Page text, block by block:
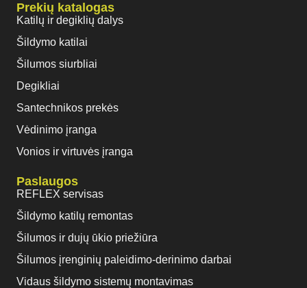
Prekių katalogas
Katilų ir degiklių dalys
Šildymo katilai
Šilumos siurbliai
Degikliai
Santechnikos prekės
Vėdinimo įranga
Vonios ir virtuvės įranga
Paslaugos
REFLEX servisas
Šildymo katilų remontas
Šilumos ir dujų ūkio priežiūra
Šilumos įrenginių paleidimo-derinimo darbai
Vidaus šildymo sistemų montavimas